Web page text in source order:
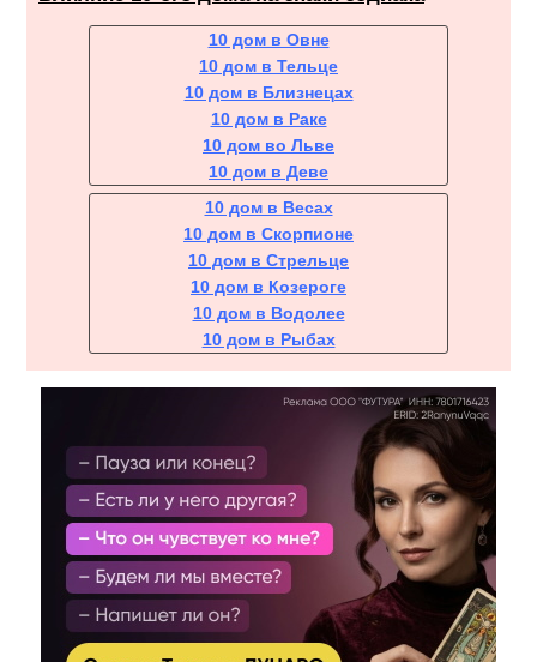
10 дом в Овне
10 дом в Тельце
10 дом в Близнецах
10 дом в Раке
10 дом во Льве
10 дом в Деве
10 дом в Весах
10 дом в Скорпионе
10 дом в Стрельце
10 дом в Козероге
10 дом в Водолее
10 дом в Рыбах